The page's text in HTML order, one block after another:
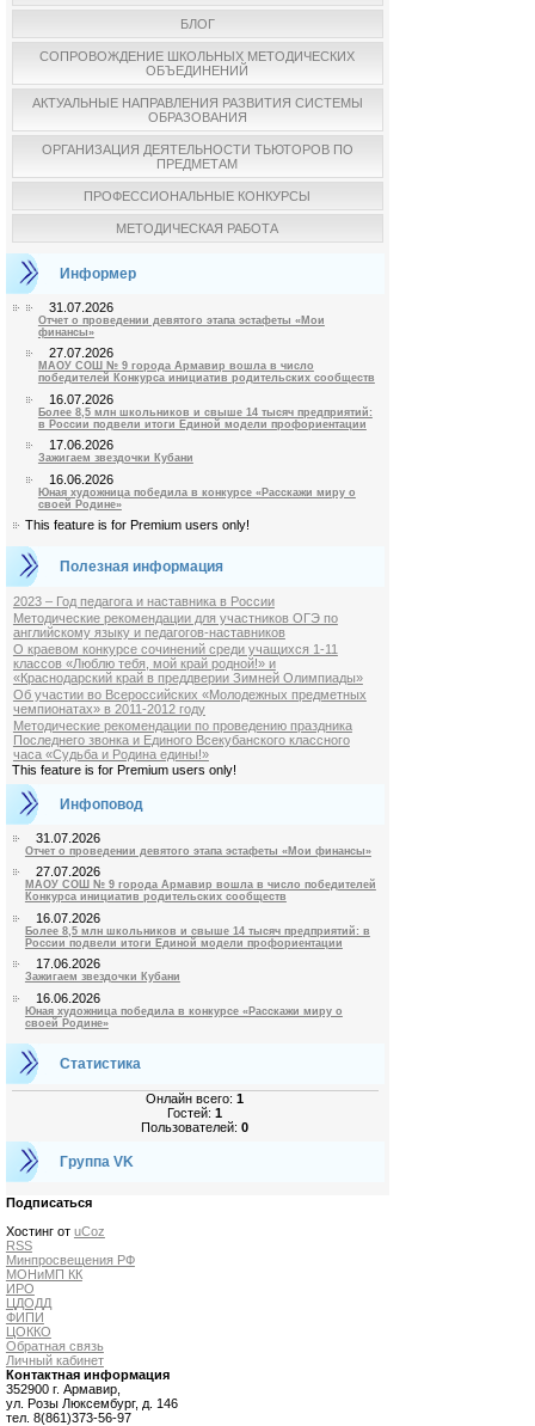
БЛОГ
СОПРОВОЖДЕНИЕ ШКОЛЬНЫХ МЕТОДИЧЕСКИХ
ОБЪЕДИНЕНИЙ
АКТУАЛЬНЫЕ НАПРАВЛЕНИЯ РАЗВИТИЯ СИСТЕМЫ
ОБРАЗОВАНИЯ
ОРГАНИЗАЦИЯ ДЕЯТЕЛЬНОСТИ ТЬЮТОРОВ ПО
ПРЕДМЕТАМ
ПРОФЕССИОНАЛЬНЫЕ КОНКУРСЫ
МЕТОДИЧЕСКАЯ РАБОТА
Информер
31.07.2026
Отчет о проведении девятого этапа эстафеты «Мои
финансы»
27.07.2026
МАОУ СОШ № 9 города Армавир вошла в число
победителей Конкурса инициатив родительских сообществ
16.07.2026
Более 8,5 млн школьников и свыше 14 тысяч предприятий:
в России подвели итоги Единой модели профориентации
17.06.2026
Зажигаем звездочки Кубани
16.06.2026
Юная художница победила в конкурсе «Расскажи миру о
своей Родине»
This feature is for Premium users only!
Полезная информация
2023 – Год педагога и наставника в России
Методические рекомендации для участников ОГЭ по
английскому языку и педагогов-наставников
О краевом конкурсе сочинений среди учащихся 1-11
классов «Люблю тебя, мой край родной!» и
«Краснодарский край в преддверии Зимней Олимпиады»
Об участии во Всероссийских «Молодежных предметных
чемпионатах» в 2011-2012 году
Методические рекомендации по проведению праздника
Последнего звонка и Единого Всекубанского классного
часа «Судьба и Родина едины!»
This feature is for Premium users only!
Инфоповод
31.07.2026
Отчет о проведении девятого этапа эстафеты «Мои финансы»
27.07.2026
МАОУ СОШ № 9 города Армавир вошла в число победителей
Конкурса инициатив родительских сообществ
16.07.2026
Более 8,5 млн школьников и свыше 14 тысяч предприятий: в
России подвели итоги Единой модели профориентации
17.06.2026
Зажигаем звездочки Кубани
16.06.2026
Юная художница победила в конкурсе «Расскажи миру о
своей Родине»
Статистика
Онлайн всего:1
Гостей:1
Пользователей:0
Группа VK
Подписаться
Хостинг от uCoz
RSS
Минпросвещения РФ
МОНиМП КК
ИРО
ЦДОДД
ФИПИ
ЦОККО
Обратная связь
Личный кабинет
Контактная информация
352900 г. Армавир,
ул. Розы Люксембург, д. 146
тел. 8(861)373-56-97